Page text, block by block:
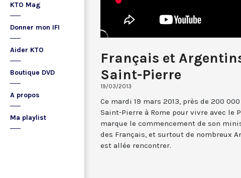
KTO Mag
Donner mon IFI
Aider KTO
Boutique DVD
A propos
Ma playlist
Français et
Saint-Pierre
19/03/2013
Ce mardi 19 mars 2013, près de 200
Saint-Pierre à Rome pour vivre avec le
marque le commencement de son
des Français, et surtout de nombreux
est allée rencontrer.